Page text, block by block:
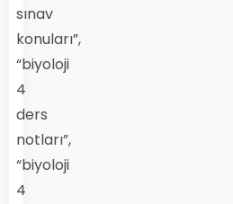
sınav
konuları”,
“biyoloji
4
ders
notları”,
“biyoloji
4